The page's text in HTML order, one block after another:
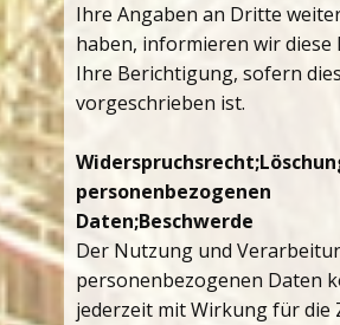
Ihre Angaben an Dritte
haben, informieren wir
Ihre Berichtigung, sofern
vorgeschrieben ist.
Widerspruchsrecht;
personenbezogenen
Daten;Beschwerde
Der Nutzung und
personenbezogenen Daten
jederzeit mit Wirkung für die